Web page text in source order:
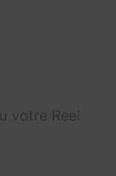
votre Reel